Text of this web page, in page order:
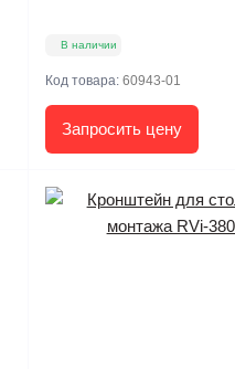
В наличии
Код товара:60943-01
Запросить цену